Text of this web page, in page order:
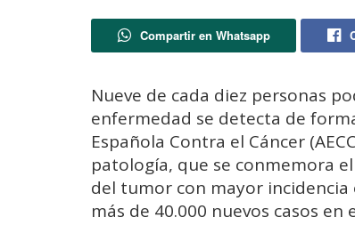
Compartir en Whatsapp
Nueve de cada diez personas
enfermedad se detecta de
Española Contra el Cáncer
patología, que se conmemora
del tumor con mayor incidencia
más de 40.000 nuevos casos en